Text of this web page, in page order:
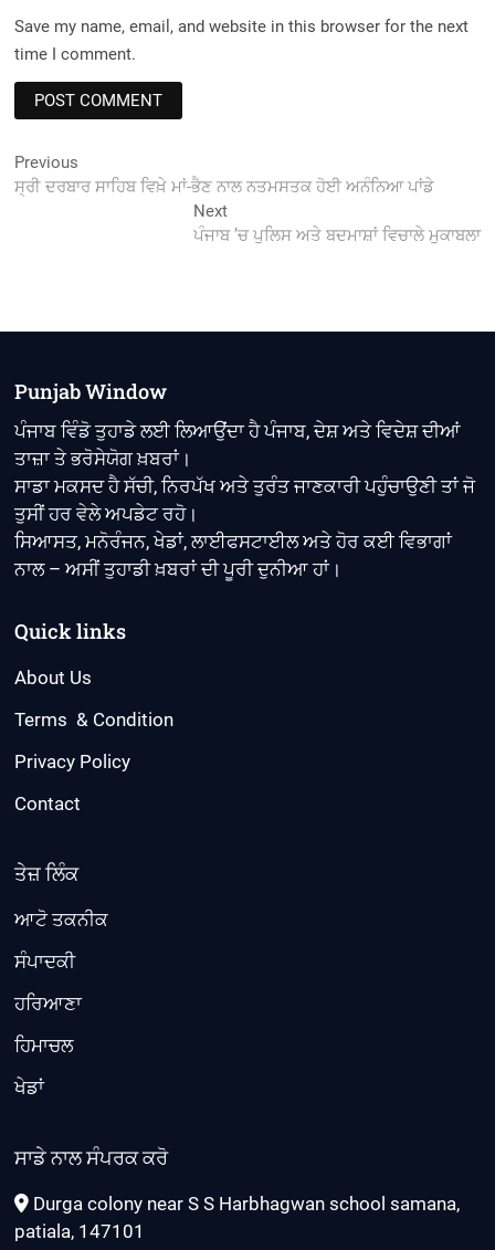
Save my name, email, and website in this browser for the next
time I comment.
Post
navigation
Previous
post:
ਸ੍ਰੀ ਦਰਬਾਰ ਸਾਹਿਬ ਵਿਖ਼ੇ ਮਾਂ-ਭੈਣ ਨਾਲ ਨਤਮਸਤਕ ਹੋਈ ਅਨੰਨਿਆ ਪਾਂਡੇ
NextNext
post:
ਪੰਜਾਬ ’ਚ ਪੁਲਿਸ ਅਤੇ ਬਦਮਾਸ਼ਾਂ ਵਿਚਾਲੇ ਮੁਕਾਬਲਾ
Punjab Window
ਪੰਜਾਬ ਵਿੰਡੋ ਤੁਹਾਡੇ ਲਈ ਲਿਆਉਂਦਾ ਹੈ ਪੰਜਾਬ, ਦੇਸ਼ ਅਤੇ ਵਿਦੇਸ਼ ਦੀਆਂ
ਤਾਜ਼ਾ ਤੇ ਭਰੋਸੇਯੋਗ ਖ਼ਬਰਾਂ।
ਸਾਡਾ ਮਕਸਦ ਹੈ ਸੱਚੀ, ਨਿਰਪੱਖ ਅਤੇ ਤੁਰੰਤ ਜਾਣਕਾਰੀ ਪਹੁੰਚਾਉਣੀ ਤਾਂ ਜੋ
ਤੁਸੀਂ ਹਰ ਵੇਲੇ ਅਪਡੇਟ ਰਹੋ।
ਸਿਆਸਤ, ਮਨੋਰੰਜਨ, ਖੇਡਾਂ, ਲਾਈਫਸਟਾਈਲ ਅਤੇ ਹੋਰ ਕਈ ਵਿਭਾਗਾਂ
ਨਾਲ – ਅਸੀਂ ਤੁਹਾਡੀ ਖ਼ਬਰਾਂ ਦੀ ਪੂਰੀ ਦੁਨੀਆ ਹਾਂ।
Quick links
About Us
Terms & Condition
Privacy Policy
Contact
ਤੇਜ਼ ਲਿੰਕ
ਆਟੋ ਤਕਨੀਕ
ਸੰਪਾਦਕੀ
ਹਰਿਆਣਾ
ਹਿਮਾਚਲ
ਖੇਡਾਂ
ਸਾਡੇ ਨਾਲ ਸੰਪਰਕ ਕਰੋ
Durga colony near S S Harbhagwan school samana,
patiala, 147101